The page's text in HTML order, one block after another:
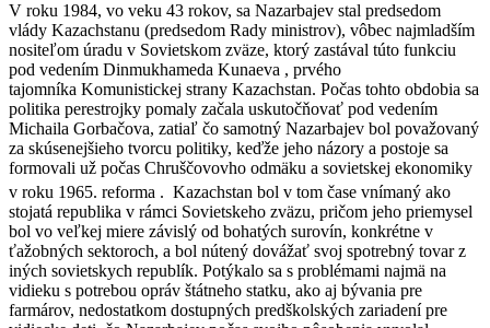
V roku 1984, vo veku 43 rokov, sa Nazarbajev stal predsedom
vlády Kazachstanu (predsedom Rady ministrov), vôbec najmladším
nositeľom úradu v Sovietskom zväze, ktorý zastával túto funkciu
pod vedením Dinmukhameda Kunaeva , prvého
tajomníka Komunistickej strany Kazachstan. Počas tohto obdobia sa
politika perestrojky pomaly začala uskutočňovať pod vedením
Michaila Gorbačova, zatiaľ čo samotný Nazarbajev bol považovaný
za skúsenejšieho tvorcu politiky, keďže jeho názory a postoje sa
formovali už počas Chruščovovho odmäku a sovietskej ekonomiky
v roku 1965. reforma . Kazachstan bol v tom čase vnímaný ako
stojatá republika v rámci Sovietskeho zväzu, pričom jeho priemysel
bol vo veľkej miere závislý od bohatých surovín, konkrétne v
ťažobných sektoroch, a bol nútený dovážať svoj spotrebný tovar z
iných sovietskych republík. Potýkalo sa s problémami najmä na
vidieku s potrebou opráv štátneho statku, ako aj bývania pre
farmárov, nedostatkom dostupných predškolských zariadení pre